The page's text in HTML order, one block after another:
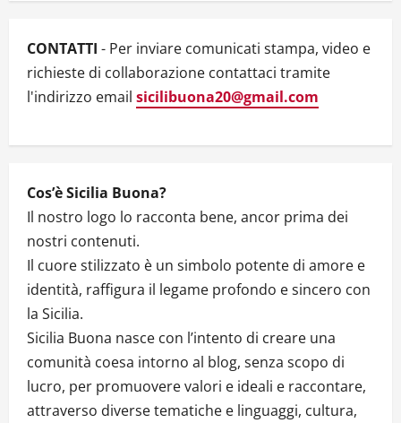
i
o
CONTATTI - Per inviare comunicati stampa, video e
richieste di collaborazione contattaci tramite
l'indirizzo email sicilibuona20@gmail.com
Cos’è Sicilia Buona?
Il nostro logo lo racconta bene, ancor prima dei
nostri contenuti.
Il cuore stilizzato è un simbolo potente di amore e
identità, raffigura il legame profondo e sincero con
la Sicilia.
Sicilia Buona nasce con l’intento di creare una
comunità coesa intorno al blog, senza scopo di
lucro, per promuovere valori e ideali e raccontare,
attraverso diverse tematiche e linguaggi, cultura,